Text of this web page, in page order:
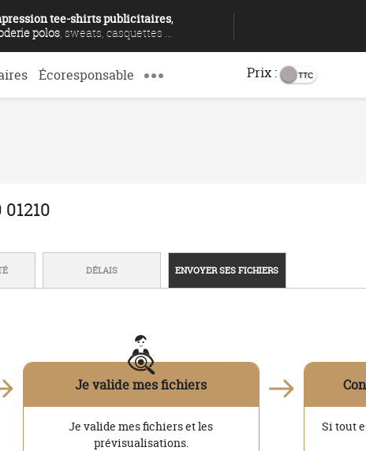
tee-shirts publicitaires,
polos , sweats, casquettes ...
Écoresponsable Prix :
DÉLAIS ENVOYER SES FICHIERS
Je valide mes fichiers
Je valide mes fichiers et les
prévisualisations.
Si tout